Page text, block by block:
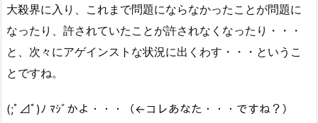
大殺界に入り、これまで問題にならなかったことが問題に
なったり、許されていたことが許されなくなったり・・・
と、次々にアゲインストな状況に出くわす・・・というこ
とですね。
(;ﾟ⊿ﾟ)ﾉ ﾏｼﾞかよ・・・（←コレあなた・・・ですね？）